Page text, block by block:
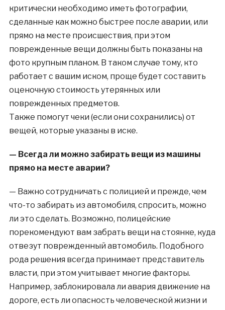
критически необходимо иметь фотографии,
сделанные как можно быстрее после аварии, или
прямо на месте происшествия, при этом
поврежденные вещи должны быть показаны на
фото крупным планом. В таком случае тому, кто
работает с вашим иском, проще будет составить
оценочную стоимость утерянных или
поврежденных предметов.
Также помогут чеки (если они сохранились) от
вещей, которые указаны в иске.
— Всегда ли можно забирать вещи из машины
прямо на месте аварии?
— Важно сотрудничать с полицией и прежде, чем
что-то забирать из автомобиля, спросить, можно
ли это сделать. Возможно, полицейские
порекомендуют вам забрать вещи на стоянке, куда
отвезут поврежденный автомобиль. Подобного
рода решения всегда принимает представитель
власти, при этом учитывает многие факторы.
Например, заблокировала ли авария движение на
дороге, есть ли опасность человеческой жизни и